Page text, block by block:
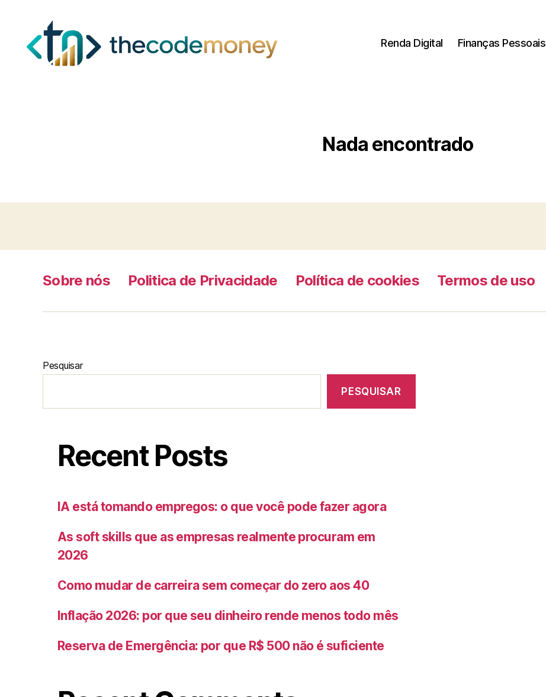
Renda Digital Finanças Pessoais
Nada encontrado
Sobre nós Politica de Privacidade Política de cookies Termos de uso
Pesquisar
PESQUISAR
Recent Posts
IA está tomando empregos: o que você pode fazer agora
As soft skills que as empresas realmente procuram em
2026
Como mudar de carreira sem começar do zero aos 40
Inflação 2026: por que seu dinheiro rende menos todo mês
Reserva de Emergência: por que R$ 500 não é suficiente